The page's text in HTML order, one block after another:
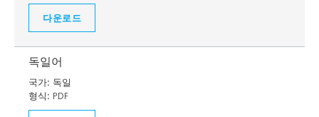
다운로드
독일어
국가: 독일
형식: PDF